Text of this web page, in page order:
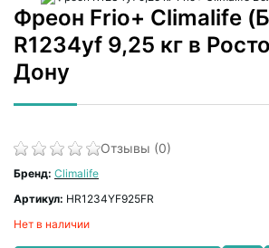
Фреон Frio+ Climalife
R1234yf 9,25 кг в
Дону
Отзывы (0)
Бренд: Climalife
Артикул: HR1234YF925FR
Нет в наличии